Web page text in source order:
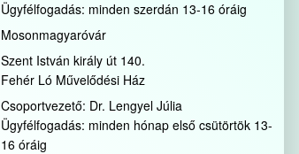
Ügyfélfogadás: minden szerdán 13-16 óráig
Mosonmagyaróvár
Szent István király út 140.
Fehér Ló Művelődési Ház
Csoportvezető: Dr. Lengyel Júlia
Ügyfélfogadás: minden hónap első csütörtök 13-
16 óráig